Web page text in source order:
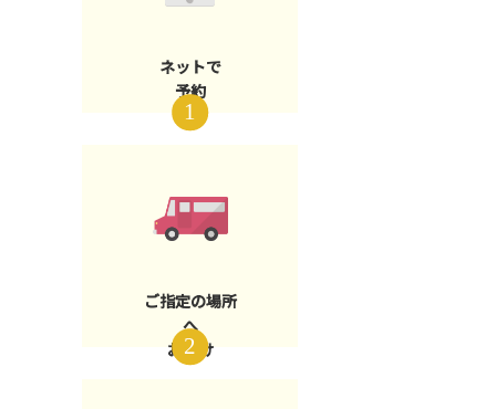
ネットで
予約
ご指定の場所
へ
お届け